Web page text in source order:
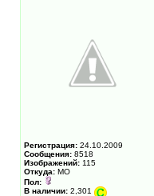
Регистрация: 24.10.2009
Сообщения: 8518
Изображений: 115
Откуда: МО
Пол:
В наличии: 2,301